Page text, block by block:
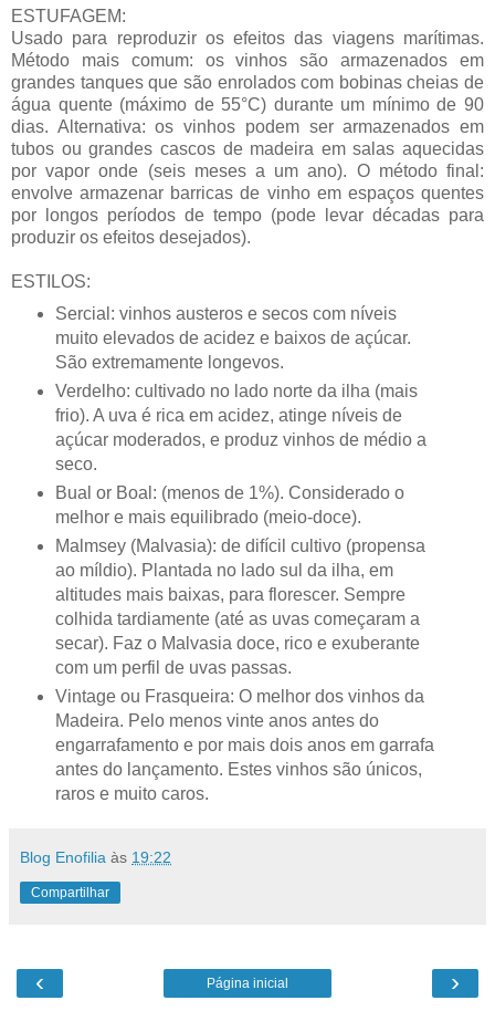
ESTUFAGEM:
Usado para reproduzir os efeitos das viagens marítimas.
Método mais comum: os vinhos são armazenados em
grandes tanques que são enrolados com bobinas cheias de
água quente (máximo de 55°C) durante um mínimo de 90
dias. Alternativa: os vinhos podem ser armazenados em
tubos ou grandes cascos de madeira em salas aquecidas
por vapor onde (seis meses a um ano). O método final:
envolve armazenar barricas de vinho em espaços quentes
por longos períodos de tempo (pode levar décadas para
produzir os efeitos desejados).
ESTILOS:
Sercial: vinhos austeros e secos com níveis
muito elevados de acidez e baixos de açúcar.
São extremamente longevos.
Verdelho: cultivado no lado norte da ilha (mais
frio). A uva é rica em acidez, atinge níveis de
açúcar moderados, e produz vinhos de médio a
seco.
Bual or Boal: (menos de 1%). Considerado o
melhor e mais equilibrado (meio-doce).
Malmsey (Malvasia): de difícil cultivo (propensa
ao míldio). Plantada no lado sul da ilha, em
altitudes mais baixas, para florescer. Sempre
colhida tardiamente (até as uvas começaram a
secar). Faz o Malvasia doce, rico e exuberante
com um perfil de uvas passas.
Vintage ou Frasqueira: O melhor dos vinhos da
Madeira. Pelo menos vinte anos antes do
engarrafamento e por mais dois anos em garrafa
antes do lançamento. Estes vinhos são únicos,
raros e muito caros.
Blog Enofilia às 19:22
Compartilhar
‹ ›
Página inicial